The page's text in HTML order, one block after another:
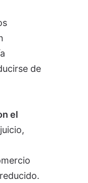
de
el